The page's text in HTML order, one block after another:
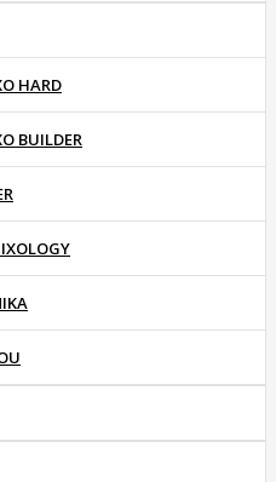
HARD
BUILDER